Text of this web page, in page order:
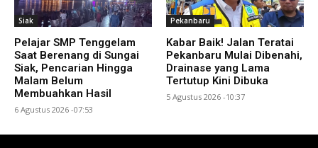
Siak
Pelajar SMP Tenggelam
Saat Berenang di Sungai
Siak, Pencarian Hingga
Malam Belum
Membuahkan Hasil
6 Agustus 2026 -07:53
Pekanbaru
Kabar Baik! Jalan Teratai
Pekanbaru Mulai Dibenahi,
Drainase yang Lama
Tertutup Kini Dibuka
5 Agustus 2026 -10:37